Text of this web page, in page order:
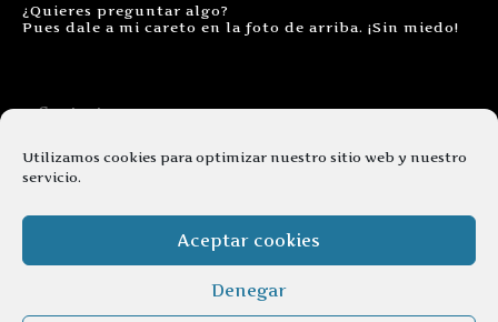
Utilizamos cookies para optimizar nuestro sitio web y nuestro
servicio.
Aceptar cookies
Denegar
¿Quieres preguntar algo?
Pues dale a mi careto en la foto de arriba. ¡Sin miedo!
Contacto
Aviso legal